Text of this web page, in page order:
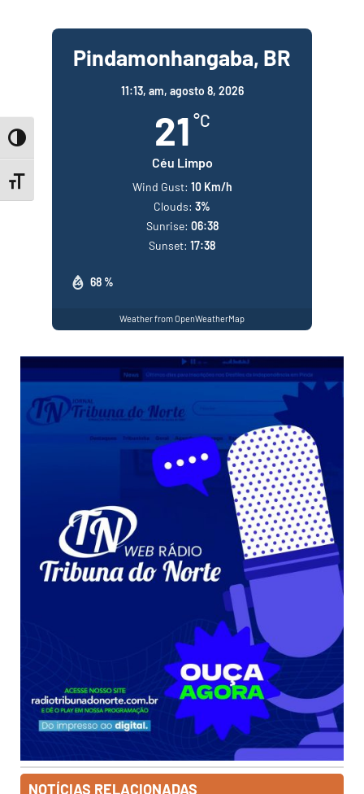
Toggle High Contrast
Toggle Font size
Pindamonhangaba, BR
11:13, am, agosto 8, 2026
21 °C
Céu Limpo
68 %
Wind Gust: 10 Km/h
Clouds: 3%
Sunrise: 06:38
Sunset: 17:38
Weather from OpenWeatherMap
NOTÍCIAS RELACIONADAS